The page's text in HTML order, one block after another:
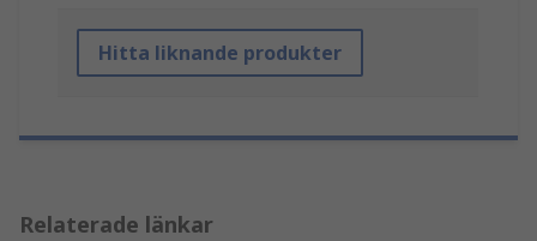
Hitta liknande produkter
Relaterade länkar